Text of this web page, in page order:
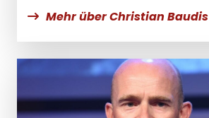
Mehr über Christian Baudis